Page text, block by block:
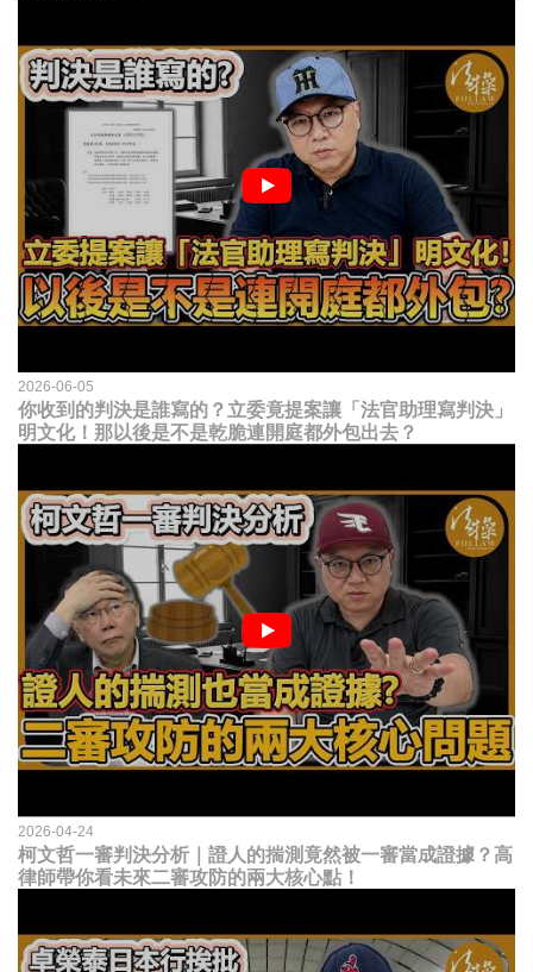
2026-06-05
你收到的判決是誰寫的？立委竟提案讓「法官助理寫判決」
明文化！那以後是不是乾脆連開庭都外包出去？
2026-04-24
柯文哲一審判決分析｜證人的揣測竟然被一審當成證據？高
律師帶你看未來二審攻防的兩大核心點！